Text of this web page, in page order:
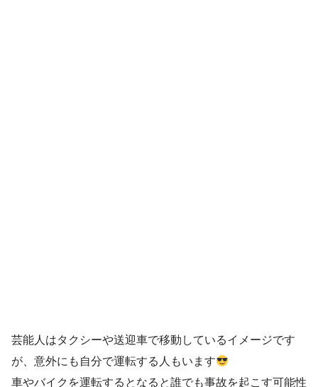
芸能人はタクシーや送迎車で移動しているイメージです
が、意外にも自分で運転する人もいます
車やバイクを運転するとなると誰でも事故を起こす可能性